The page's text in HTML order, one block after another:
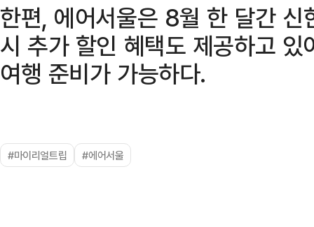
한편, 에어서울은 8월 한 달간 신
시 추가 할인 혜택도 제공하고
여행 준비가 가능하다.
#마이리얼트립 #에어서울